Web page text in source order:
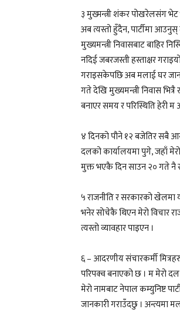
३ मुख्मन्त्री शंकर पोखरेलसंग
अब त्यस्तो हुँदैन, पार्टीमा आउनुस्
मुख्यमन्त्री निवासबाट बाहिर
नदिई जबरजस्ती हस्ताक्षर
गराइसकेपछि अब मलाई घर
गते देखि मुख्यमन्त्री निवास
बनाएर समय र परिस्थिति हेरी
४ दिनको पौने १२ बजेतिर सबै
दलको कार्यालयमा पुगे, जहाँ
मुक्त भएकै दिन साउन २० गते नै
५ राजनीति र सरकारको खेलमा
भनेर सोचेकै थिएन मेरो विचार
त्यस्तो व्यावहार पाइएन ।
६ – आदरणीय संचारकर्मी
परिपक्व बनाएको छ । म मेरो दल
मेरो नामबाट नेपाल कम्युनिष्ट
जानकारी गराउँदछु । अन्त्यमा